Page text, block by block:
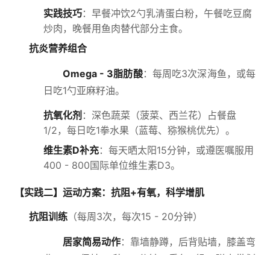
实践技巧：早餐冲饮2勺乳清蛋白粉，午餐吃豆腐
炒肉，晚餐用鱼肉替代部分主食。
抗炎营养组合
Omega - 3脂肪酸：每周吃3次深海鱼，或每
日吃1勺亚麻籽油。
抗氧化剂 ：深色蔬菜（菠菜、西兰花）占餐盘
1/2，每日吃1拳水果（蓝莓、猕猴桃优先）。
维生素D补充：每天晒太阳15分钟，或遵医嘱服用
400 - 800国际单位维生素D3。
【实践二】运动方案：抗阻+有氧，科学增肌
抗阻训练 （每周3次，每次15 - 20分钟）
居家简易动作：靠墙静蹲，后背贴墙，膝盖弯